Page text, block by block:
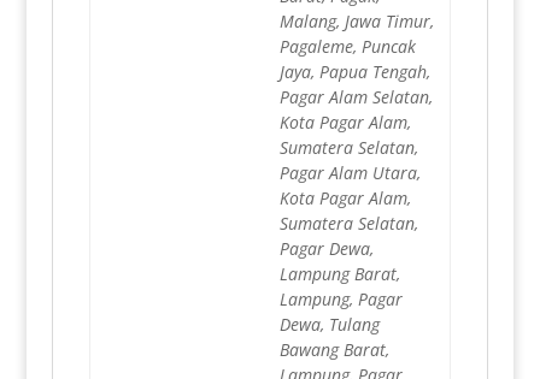
Malang, Jawa Timur,
Pagaleme, Puncak
Jaya, Papua Tengah,
Pagar Alam Selatan,
Kota Pagar Alam,
Sumatera Selatan,
Pagar Alam Utara,
Kota Pagar Alam,
Sumatera Selatan,
Pagar Dewa,
Lampung Barat,
Lampung, Pagar
Dewa, Tulang
Bawang Barat,